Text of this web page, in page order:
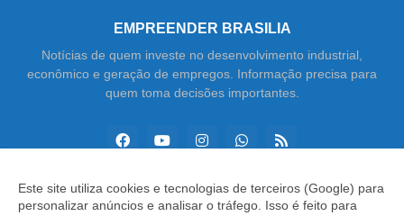
EMPREENDER BRASILIA
Notícias de quem investe no desenvolvimento industrial,
econômico e geração de empregos. Informação precisa para
quem toma decisões importantes.
Este site utiliza cookies e tecnologias de terceiros (Google) para
personalizar anúncios e analisar o tráfego. Isso é feito para